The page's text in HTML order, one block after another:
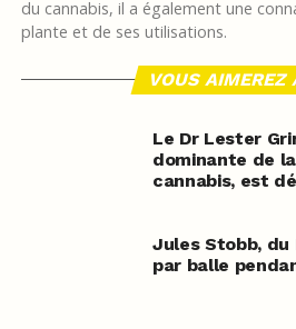
du cannabis, il a également une
plante et de ses utilisations.
VOUS AIMEREZ
Le Dr Lester
dominante de
cannabis, est
Jules Stobb, du
par balle